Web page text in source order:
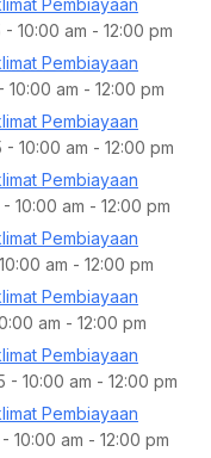
Pembiayaan
10:00 am - 12:00 pm
Pembiayaan
am - 12:00 pm
Pembiayaan
10:00 am - 12:00 pm
Pembiayaan
10:00 am - 12:00 pm
Pembiayaan
am - 12:00 pm
Pembiayaan
am - 12:00 pm
Pembiayaan
10:00 am - 12:00 pm
Pembiayaan
10:00 am - 12:00 pm